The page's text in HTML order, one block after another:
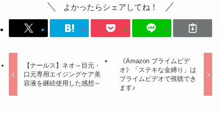
よかったらシェアしてね！
【ナールス】ネオ～目元・
口元専用エイジングケア美
容液を継続使用した感想～
《Amazon プライムビデ
オ》「ステキな金縛り」は
プライムビデオで視聴でき
ます♪